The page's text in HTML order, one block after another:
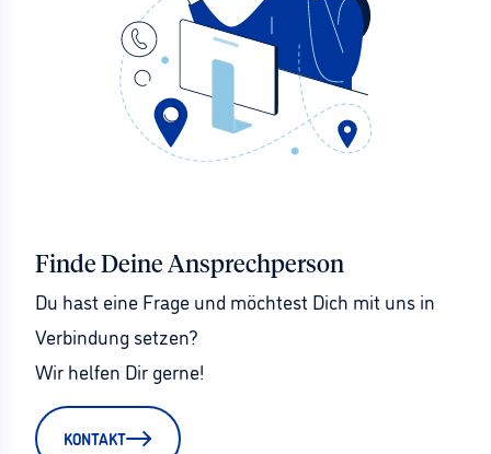
Finde Deine Ansprechperson
Du hast eine Frage und möchtest Dich mit uns in
Verbindung setzen?
Wir helfen Dir gerne!
KONTAKT